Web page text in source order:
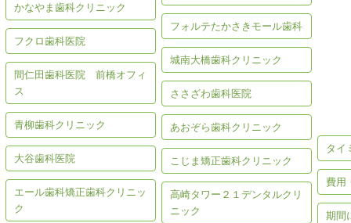
かなやま歯科クリニック
フクロ歯科医院
間仁田歯科医院 前橋オフィ
ス
青柳歯科クリニック
大谷歯科医院
エール歯科矯正歯科クリニッ
ク
フォルテたかさきモール歯科
城南大橋歯科クリニック
ささざわ歯科医院
あおぞら歯科クリニック
こじま矯正歯科クリニック
高崎タワー２１デンタルクリ
ニック
タイ
費用
期間